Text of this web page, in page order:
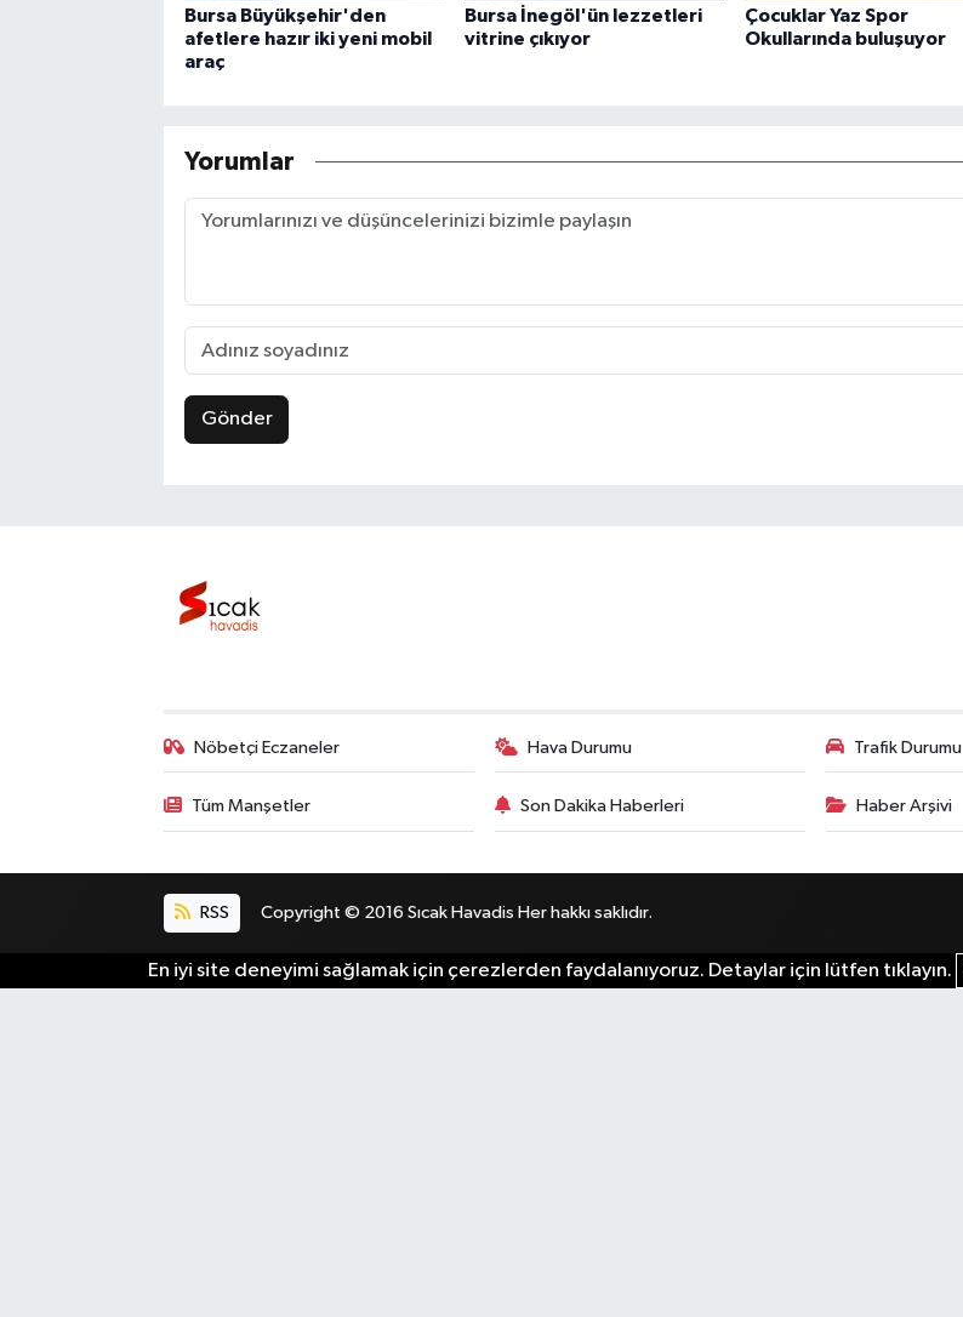
Bursa Büyükşehir'den
afetlere hazır iki yeni mobil
araç
Bursa İnegöl'ün lezzetleri
vitrine çıkıyor
Çocuklar Yaz Spor
Okullarında buluşuyor
Yorumlar
Gönder
Nöbetçi Eczaneler Hava Durumu Trafik Durumu
Tüm Manşetler Son Dakika Haberleri Haber Arşivi
RSS Copyright © 2016 Sıcak Havadis Her hakkı saklıdır.
En iyi site deneyimi sağlamak için çerezlerden faydalanıyoruz. Detaylar için lütfen tıklayın.